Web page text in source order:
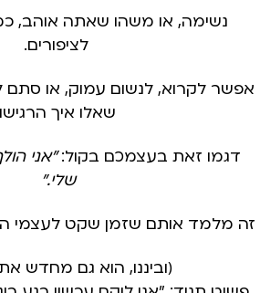
נשימה, או משהו שאתה אוהב,
לציפורים.
אפשר לקרוא, לנשום עמוק, או סתם
שאלו איך
דגמו זאת בעצמכם בקול:"אני
שלי."
זה מלמד אותם שזמן שקט לעצמי
(וביננו, הוא גם מחדש